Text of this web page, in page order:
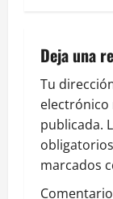
c
i
ó
n
d
Deja una
Tu
electrónico
publicada.
marcados
Comentario